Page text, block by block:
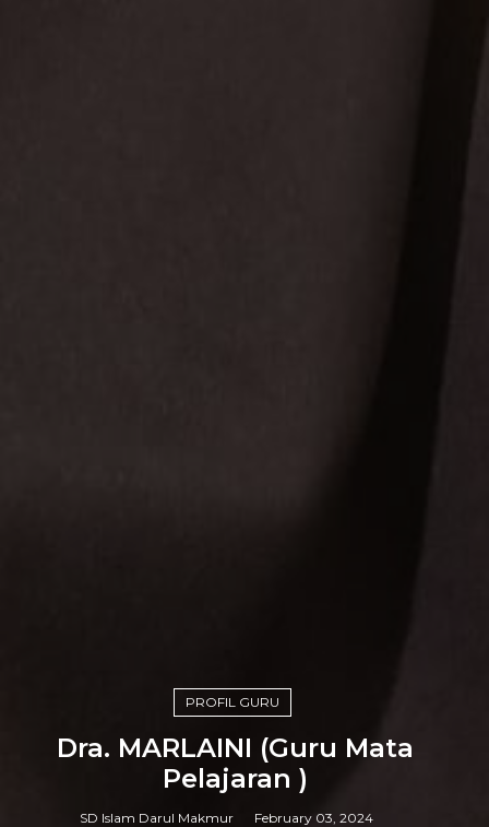
PROFIL GURU
Dra. MARLAINI (Guru Mata
Pelajaran )
SD Islam Darul Makmur February 03, 2024